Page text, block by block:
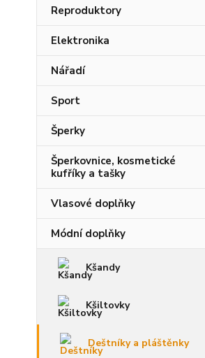
Reproduktory
Elektronika
Nářadí
Sport
Šperky
Šperkovnice, kosmetické
kufříky a tašky
Vlasové doplňky
Módní doplňky
Kšandy
Kšiltovky
Deštníky a pláštěnky